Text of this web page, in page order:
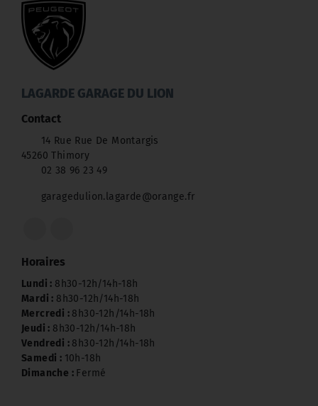
LAGARDE GARAGE DU LION
Contact
14 Rue Rue De Montargis
45260 Thimory
02 38 96 23 49
garagedulion.lagarde@orange.fr
Horaires
Lundi : 8h30-12h/14h-18h
Mardi : 8h30-12h/14h-18h
Mercredi : 8h30-12h/14h-18h
Jeudi : 8h30-12h/14h-18h
Vendredi : 8h30-12h/14h-18h
Samedi : 10h-18h
Dimanche : Fermé